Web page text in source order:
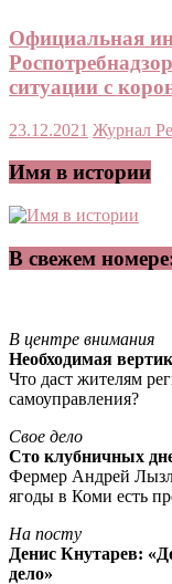
Официальная
ситуации с
23.12.2021 Журнал
Имя в истории
В свежем
В центре внимания
Необходимая
Что даст жителям
самоуправления?
Свое дело
Сто клубничных
Фермер Андрей
ягоды в Коми есть
На посту
Денис Кнутарев:
дело»